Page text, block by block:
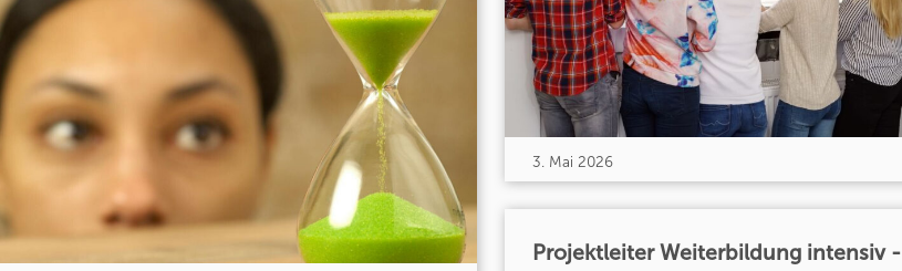
3. Mai 2026
Projektleiter Weiterbildung intensiv -